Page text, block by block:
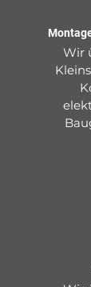
Wir